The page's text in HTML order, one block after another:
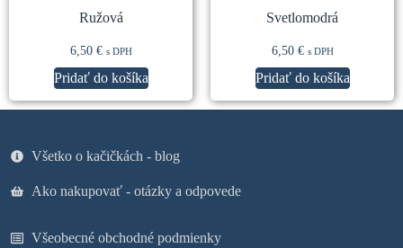
Ružová
6,50 € s DPH
Pridať do košíka
Svetlomodrá
6,50 € s DPH
Pridať do košíka
Všetko o kačičkách - blog
Ako nakupovať - otázky a odpovede
Všeobecné obchodné podmienky